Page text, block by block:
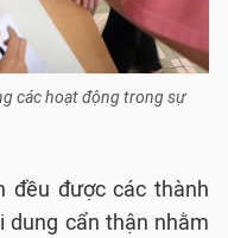
các hoạt động trong sự
đều được các thành
dung cẩn thận nhằm